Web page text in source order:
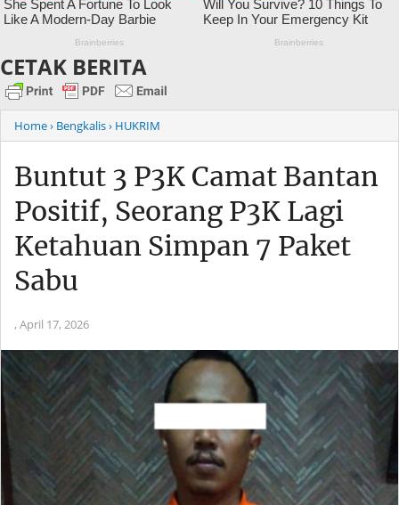
CETAK BERITA
Home› Bengkalis› HUKRIM
Buntut 3 P3K Camat Bantan
Positif, Seorang P3K Lagi
Ketahuan Simpan 7 Paket
Sabu
, April 17, 2026